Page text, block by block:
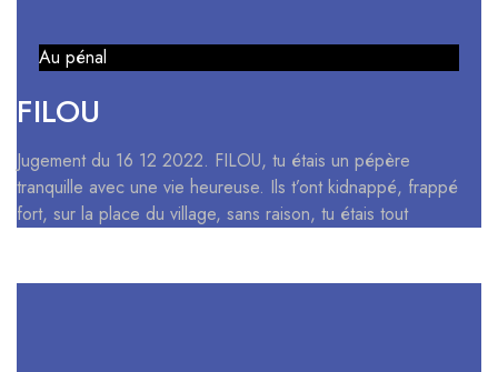
Au pénal
FILOU
Jugement du 16 12 2022. FILOU, tu étais un pépère
tranquille avec une vie heureuse. Ils t’ont kidnappé, frappé
fort, sur la place du village, sans raison, tu étais tout